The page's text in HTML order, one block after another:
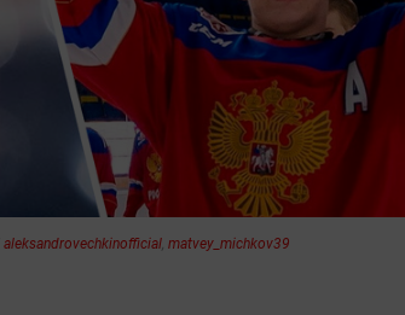
aleksandrovechkinofficial, matvey_michkov39